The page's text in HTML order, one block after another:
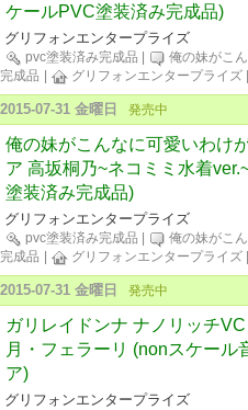
ケールPVC塗装済み完成品)
グリフォンエンタープライズ
pvc塗装済み完成品 俺の妹がこ
完成品
グリフォンエンタープライズ
2015-07-31 金曜日 発売中
俺の妹がこんなに可愛いわけ
ア 高坂桐乃~ネコミミ水着
塗装済み完成品)
グリフォンエンタープライズ
pvc塗装済み完成品 俺の妹がこ
完成品
グリフォンエンタープライズ
2015-07-31 金曜日 発売中
ガリレイドンナ ナノリッチ
月・フェラーリ (nonスケール
ア)
グリフォンエンタープライズ